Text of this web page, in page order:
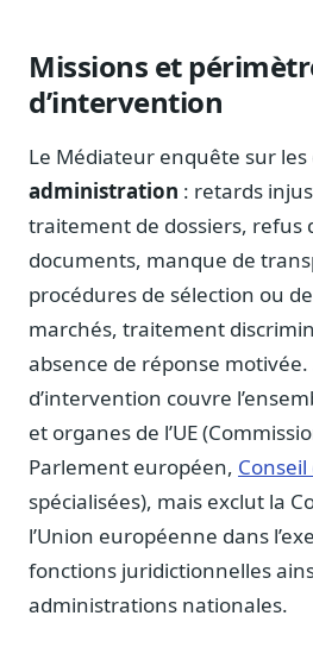
Affaires réglementaires
JO, décrets, conseil des ministres,
Fédérations & plaidoyer
Parlementaires
Journalistes
Veille en temps réel, embeds pour
Chercheurs
Suivi par secteur
11 secteurs : énergie, santé,
Cas d'usage concrets
Six cas pour gagner du temps
Conseil (Advisory)
Consultants seniors, plateforme
Missions et
d’intervention
Le Médiateur enquête sur les
administration : retards
traitement de dossiers, refus
documents, manque de
procédures de sélection ou
marchés, traitement
absence de réponse
d’intervention couvre
et organes de l’UE
Parlement européen, Conseil
spécialisées), mais exclut la
l’Union européenne dans
fonctions juridictionnelles
administrations nationales.